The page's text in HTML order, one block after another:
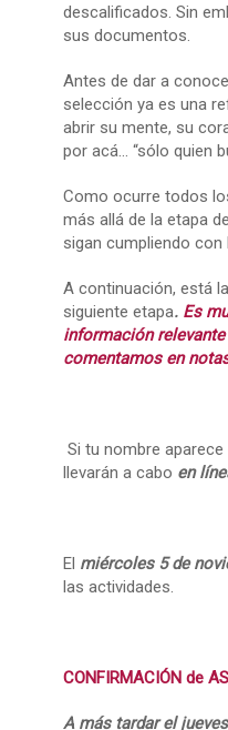
descalificados. Sin
sus documentos.
Antes de dar a
selección ya es una
abrir su mente, su
por acá… “sólo quien
Como ocurre todos
más allá de la etapa
sigan cumpliendo
A continuación, está
siguiente etapa. Es
información
comentamos en
Si tu nombre
llevarán a cabo en
El miércoles 5 de
las actividades.
CONFIRMACIÓN de
A más tardar el